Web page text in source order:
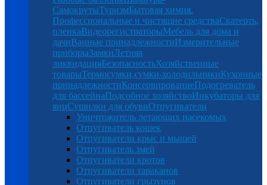
СамокрутыТуризмБытовая химия.
Профессиональные и чистящие средстваСкатерть,
пленкаВидеорегистраторыМебель для дома и
дачиВанные принадлежностиИзмерительные
приборыЗамкиЛетняя
ликвидацияБезопасностьХозяйственные
товарыТермосумки,сумки-холодильникиКухонные
принадлежностиКонсервированиеПодогреватель
для бассейнаПодсобное хозяйствоИнкубаторы для
яицСушилки для обувиОтпугиватели
Уничтожитель летающих насекомых
Отпугиватель кошек
Отпугиватели крыс и мышей
Отпугиватель змей
Отпугиватели кротов
Отпугиватели тараканов
Отпугиватели грызунов